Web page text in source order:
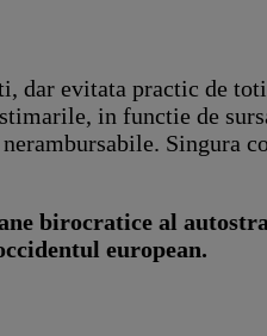
dar evitata practic de
in functie de
Singura
birocratice al
european.